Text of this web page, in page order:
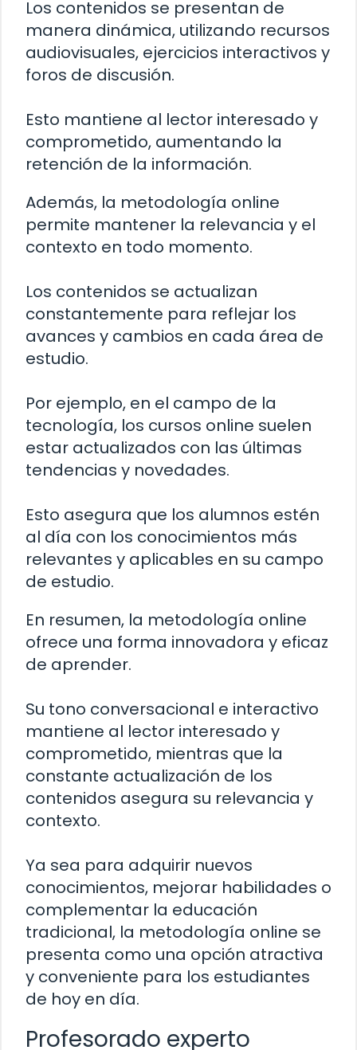
Los contenidos se presentan de
manera dinámica, utilizando recursos
audiovisuales, ejercicios interactivos y
foros de discusión.
Esto mantiene al lector interesado y
comprometido, aumentando la
retención de la información.
Además, la metodología online
permite mantener la relevancia y el
contexto en todo momento.
Los contenidos se actualizan
constantemente para reflejar los
avances y cambios en cada área de
estudio.
Por ejemplo, en el campo de la
tecnología, los cursos online suelen
estar actualizados con las últimas
tendencias y novedades.
Esto asegura que los alumnos estén
al día con los conocimientos más
relevantes y aplicables en su campo
de estudio.
En resumen, la metodología online
ofrece una forma innovadora y eficaz
de aprender.
Su tono conversacional e interactivo
mantiene al lector interesado y
comprometido, mientras que la
constante actualización de los
contenidos asegura su relevancia y
contexto.
Ya sea para adquirir nuevos
conocimientos, mejorar habilidades o
complementar la educación
tradicional, la metodología online se
presenta como una opción atractiva
y conveniente para los estudiantes
de hoy en día.
Profesorado experto